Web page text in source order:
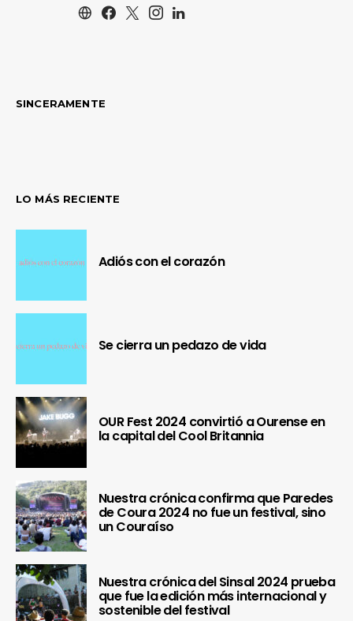
SINCERAMENTE
LO MÁS RECIENTE
Adiós con el corazón
Se cierra un pedazo de vida
OUR Fest 2024 convirtió a Ourense en
la capital del Cool Britannia
Nuestra crónica confirma que Paredes
de Coura 2024 no fue un festival, sino
un Couraíso
Nuestra crónica del Sinsal 2024 prueba
que fue la edición más internacional y
sostenible del festival